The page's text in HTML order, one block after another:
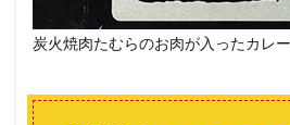
炭火焼肉たむらのお肉が入ったカレ